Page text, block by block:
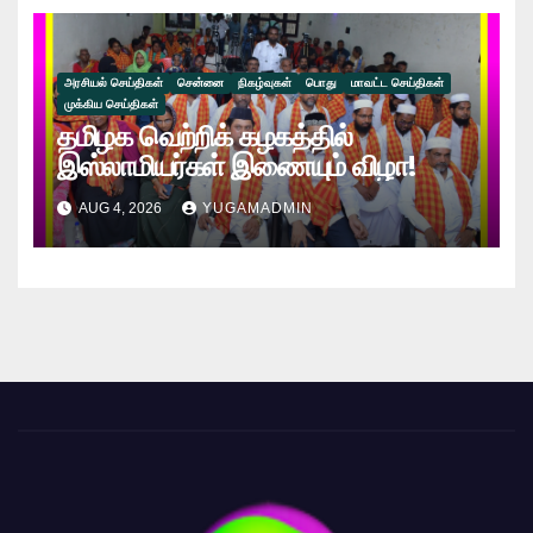
அரசியல் செய்திகள் சென்னை நிகழ்வுகள் பொது
மாவட்ட செய்திகள்
முக்கிய செய்திகள்
தமிழக வெற்றிக் கழகத்தில்
இஸ்லாமியர்கள் இணையும் விழா!
AUG 4, 2026 YUGAMADMIN